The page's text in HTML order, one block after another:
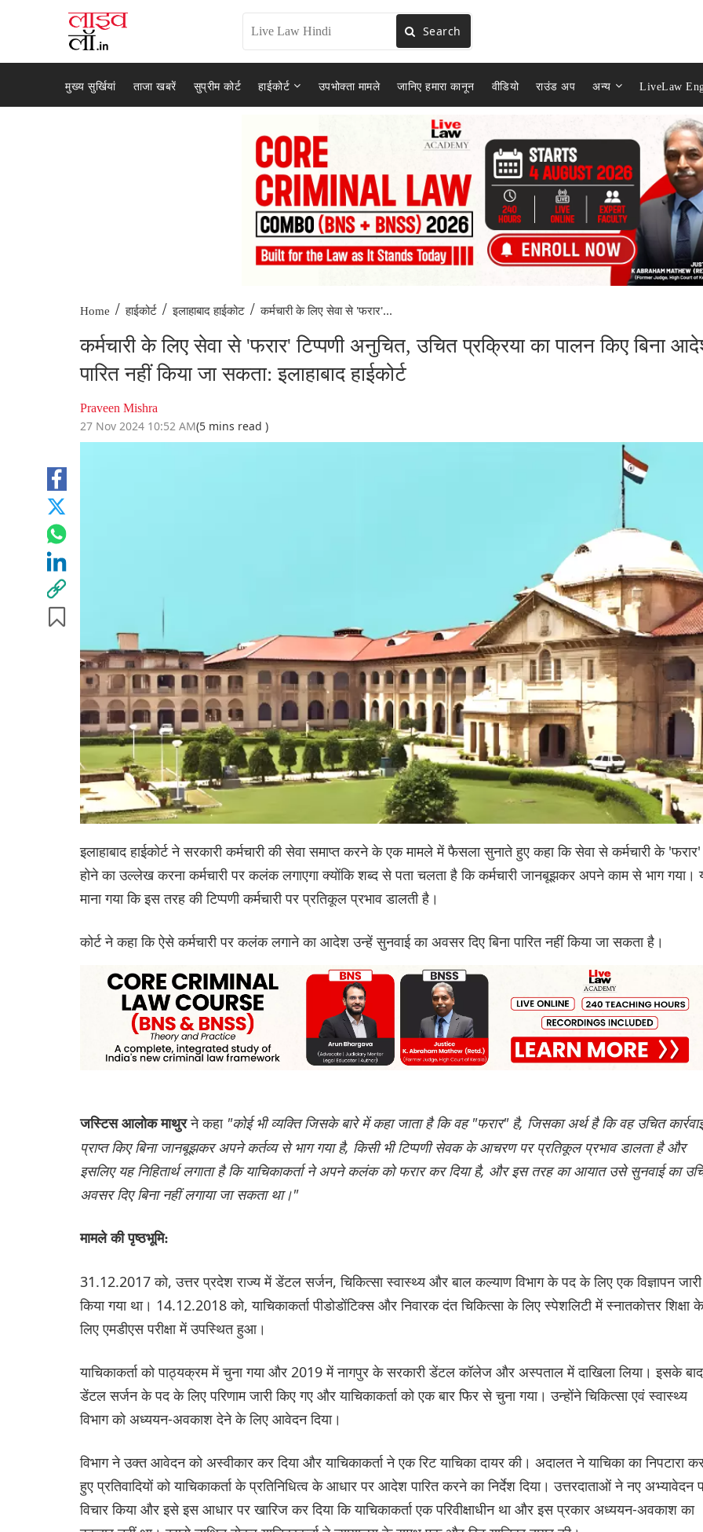
Search
मुख्य सुर्खियां ताजा खबरें सुप्रीम कोर्ट हाईकोर्ट उपभोक्ता मामले जानिए हमारा कानून वीडियो राउंड अप अन्य LiveLaw
Home / हाईकोर्ट / इलाहाबाद हाईकोट / कर्मचारी के लिए सेवा से 'फरार'...
कर्मचारी के लिए सेवा से 'फरार' टिप्पणी अनुचित, उचित प्रक्रिया का पालन किए बिना
पारित नहीं किया जा सकता: इलाहाबाद हाईकोर्ट
Praveen Mishra
27 Nov 2024 10:52 AM(5 mins read )
इलाहाबाद हाईकोर्ट ने सरकारी कर्मचारी की सेवा समाप्त करने के एक मामले में फैसला सुनाते हुए कहा कि सेवा से कर्मचारी के 'फरार'
होने का उल्लेख करना कर्मचारी पर कलंक लगाएगा क्योंकि शब्द से पता चलता है कि कर्मचारी जानबूझकर अपने काम से भाग गया।
माना गया कि इस तरह की टिप्पणी कर्मचारी पर प्रतिकूल प्रभाव डालती है।
कोर्ट ने कहा कि ऐसे कर्मचारी पर कलंक लगाने का आदेश उन्हें सुनवाई का अवसर दिए बिना पारित नहीं किया जा सकता है।
जस्टिस आलोक माथुरने कहा "कोई भी व्यक्ति जिसके बारे में कहा जाता है कि वह "फरार" है, जिसका अर्थ है कि वह उचित
प्राप्त किए बिना जानबूझकर अपने कर्तव्य से भाग गया है, किसी भी टिप्पणी सेवक के आचरण पर प्रतिकूल प्रभाव डालता है और
इसलिए यह निहितार्थ लगाता है कि याचिकाकर्ता ने अपने कलंक को फरार कर दिया है, और इस तरह का आयात उसे सुनवाई का
अवसर दिए बिना नहीं लगाया जा सकता था।"
मामले की पृष्ठभूमि:
31.12.2017 को, उत्तर प्रदेश राज्य में डेंटल सर्जन, चिकित्सा स्वास्थ्य और बाल कल्याण विभाग के पद के लिए एक विज्ञापन जारी
किया गया था। 14.12.2018 को, याचिकाकर्ता पीडोडोंटिक्स और निवारक दंत चिकित्सा के लिए स्पेशलिटी में स्नातकोत्तर शिक्षा के
लिए एमडीएस परीक्षा में उपस्थित हुआ।
याचिकाकर्ता को पाठ्यक्रम में चुना गया और 2019 में नागपुर के सरकारी डेंटल कॉलेज और अस्पताल में दाखिला लिया। इसके
डेंटल सर्जन के पद के लिए परिणाम जारी किए गए और याचिकाकर्ता को एक बार फिर से चुना गया। उन्होंने चिकित्सा एवं स्वास्थ्य
विभाग को अध्ययन-अवकाश देने के लिए आवेदन दिया।
विभाग ने उक्त आवेदन को अस्वीकार कर दिया और याचिकाकर्ता ने एक रिट याचिका दायर की। अदालत ने याचिका का निपटारा
हुए प्रतिवादियों को याचिकाकर्ता के प्रतिनिधित्व के आधार पर आदेश पारित करने का निर्देश दिया। उत्तरदाताओं ने नए अभ्यावेदन
विचार किया और इसे इस आधार पर खारिज कर दिया कि याचिकाकर्ता एक परिवीक्षाधीन था और इस प्रकार अध्ययन-अवकाश का